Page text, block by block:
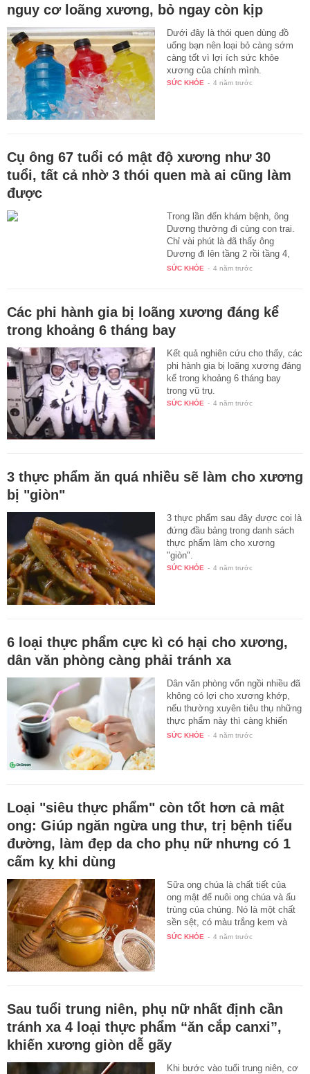
nguy cơ loãng xương, bỏ ngay còn kịp
Dưới đây là thói quen dùng đồ
uống bạn nên loại bỏ càng sớm
càng tốt vì lợi ích sức khỏe
xương của chính mình.
SỨC KHỎE - 4 năm trước
Cụ ông 67 tuổi có mật độ xương như 30
tuổi, tất cả nhờ 3 thói quen mà ai cũng làm
được
Trong lần đến khám bệnh, ông
Dương thường đi cùng con trai.
Chỉ vài phút là đã thấy ông
Dương đi lên tầng 2 rồi tầng 4,
bỏ…
SỨC KHỎE - 4 năm trước
Các phi hành gia bị loãng xương đáng kể
trong khoảng 6 tháng bay
Kết quả nghiên cứu cho thấy, các
phi hành gia bị loãng xương đáng
kể trong khoảng 6 tháng bay
trong vũ trụ.
SỨC KHỎE - 4 năm trước
3 thực phẩm ăn quá nhiều sẽ làm cho xương
bị "giòn"
3 thực phẩm sau đây được coi là
đứng đầu bảng trong danh sách
thực phẩm làm cho xương
"giòn".
SỨC KHỎE - 4 năm trước
6 loại thực phẩm cực kì có hại cho xương,
dân văn phòng càng phải tránh xa
Dân văn phòng vốn ngồi nhiều đã
không có lợi cho xương khớp,
nếu thường xuyên tiêu thụ những
thực phẩm này thì càng khiến
cơ…
SỨC KHỎE - 4 năm trước
Loại "siêu thực phẩm" còn tốt hơn cả mật
ong: Giúp ngăn ngừa ung thư, trị bệnh tiểu
đường, làm đẹp da cho phụ nữ nhưng có 1
cấm kỵ khi dùng
Sữa ong chúa là chất tiết của
ong mật để nuôi ong chúa và ấu
trùng của chúng. Nó là một chất
sền sệt, có màu trắng kem và
có…
SỨC KHỎE - 4 năm trước
Sau tuổi trung niên, phụ nữ nhất định cần
tránh xa 4 loại thực phẩm “ăn cắp canxi”,
khiến xương giòn dễ gãy
Khi bước vào tuổi trung niên, cơ